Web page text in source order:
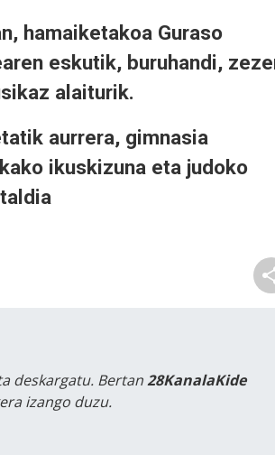
hamaiketakoa Guraso
eskutik, buruhandi,
alaiturik.
aurrera, gimnasia
ikuskizuna eta judoko
deskargatu. Bertan28KanalaKide
izango duzu.